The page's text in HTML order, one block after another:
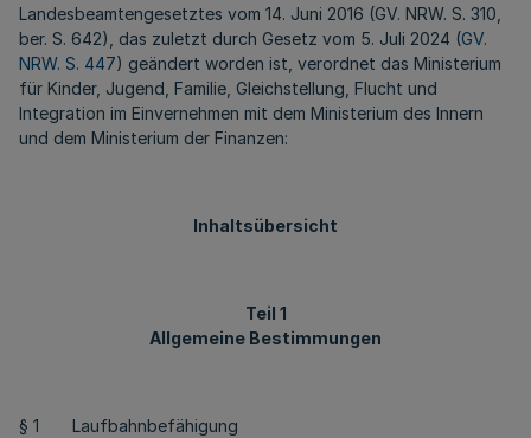
Landesbeamtengesetztes vom 14. Juni 2016 (GV. NRW. S. 310,
ber. S. 642), das zuletzt durch Gesetz vom 5. Juli 2024 (GV.
NRW. S. 447) geändert worden ist, verordnet das Ministerium
für Kinder, Jugend, Familie, Gleichstellung, Flucht und
Integration im Einvernehmen mit dem Ministerium des Innern
und dem Ministerium der Finanzen:
Inhaltsübersicht
Teil 1
Allgemeine Bestimmungen
§ 1 Laufbahnbefähigung